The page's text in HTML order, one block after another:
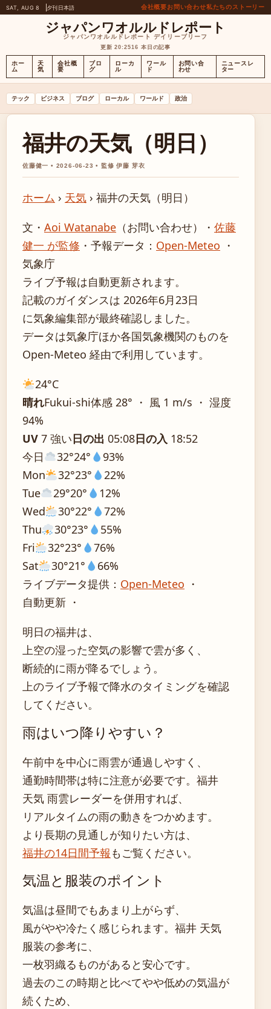
SAT, AUG 8 夕刊日本語 会社概要お問い合わせ私たちのストーリー
ジャパンワオルルドレポート
ジャパンワオルルドレポート デイリーブリーフ
更新 20:2516 本日の記事
ホー
ム
天
気
会社概
要
ブロ
グ
ローカ
ル
ワール
ド
お問い合
わせ
ニュースレ
ター
テック ビジネス ブログ ローカル ワールド 政治
福井の天気（明日）
佐藤健一 • 2026-06-23 • 監修 伊藤 芽衣
ホーム › 天気 › 福井の天気（明日）
文・ Aoi Watanabe （お問い合わせ） ・ 佐藤
健一 が監修 ・ 予報データ： Open-Meteo ・
気象庁
ライブ予報は自動更新されます。
記載のガイダンスは 2026年6月23日
に気象編集部が最終確認しました。
データは気象庁ほか各国気象機関のものを
Open-Meteo 経由で利用しています。
24°C
晴れFukui-shi体感 28° ・ 風 1 m/s ・ 湿度
94%
UV 7 強い日の出 05:08日の入 18:52
今日
32°24°
93%
Mon
32°23°
22%
Tue
29°20°
12%
Wed
30°22°
72%
Thu
30°23°
55%
Fri
32°23°
76%
Sat
30°21°
66%
ライブデータ提供： Open-Meteo ・
自動更新 ・
明日の福井は、
上空の湿った空気の影響で雲が多く、
断続的に雨が降るでしょう。
上のライブ予報で降水のタイミングを確認
してください。
雨はいつ降りやすい？
午前中を中心に雨雲が通過しやすく、
通勤時間帯は特に注意が必要です。福井
天気 雨雲レーダーを併用すれば、
リアルタイムの雨の動きをつかめます。
より長期の見通しが知りたい方は、
福井の14日間予報 もご覧ください。
気温と服装のポイント
気温は昼間でもあまり上がらず、
風がやや冷たく感じられます。福井 天気
服装の参考に、
一枚羽織るものがあると安心です。
過去のこの時期と比べてやや低めの気温が
続くため、